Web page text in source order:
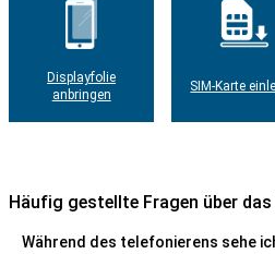
Displayfolie
anbringen
SIM-Karte
Häufig gestellte Fragen über das
Während des telefonierens sehe